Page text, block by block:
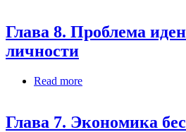
Глава 8. Проблема
личности
Read more
Глава 7. Экономика